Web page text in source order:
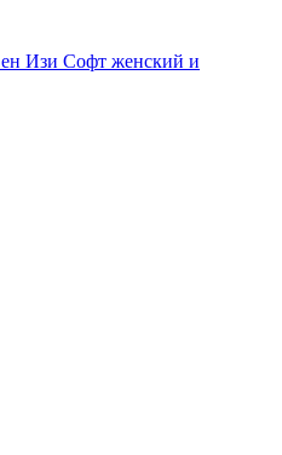
Изи Софт женский и